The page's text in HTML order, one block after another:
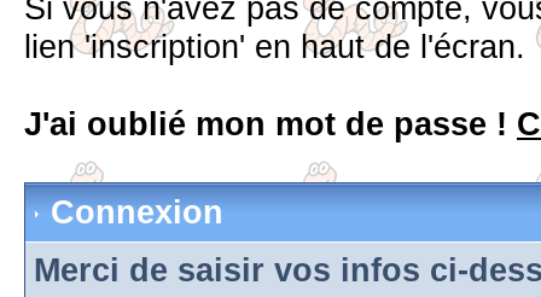
lien 'inscription' en haut de l'écran.
J'ai oublié mon mot de passe !
Connexion
Merci de saisir vos infos ci-